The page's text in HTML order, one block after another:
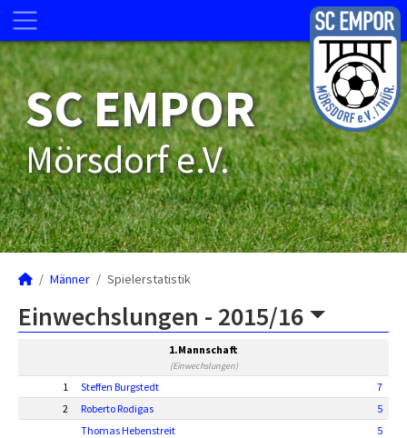
SC EMPOR
Mörsdorf e.V.
Männer Spielerstatistik
Einwechslungen - 2015/16
1.Mannschaft
(Einwechslungen)
1 Steffen Burgstedt
7
2
Roberto Rodigas
5
Thomas Hebenstreit
5